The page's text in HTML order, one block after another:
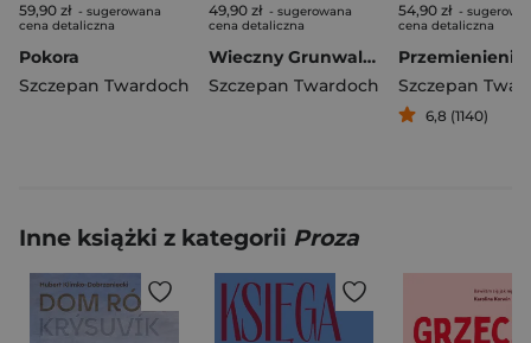
59,90 zł - sugerowana
cena detaliczna
Pokora
Szczepan Twardoch
49,90 zł - sugerowana
cena detaliczna
Wieczny Grunwald wyd. 3
Szczepan Twardoch
54,90 zł -
cena detaliczna
Przemienienie
Szczepan
6,8 (1140)
Inne książki z kategorii Proza